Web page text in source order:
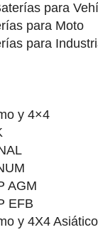
para
para Moto
para
y 4×4
AGM
EFB
y 4X4 Asiático